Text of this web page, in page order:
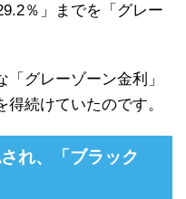
％」までを「グレー
グレーゾーン金利」
続けていたのです。
れ、「ブラック